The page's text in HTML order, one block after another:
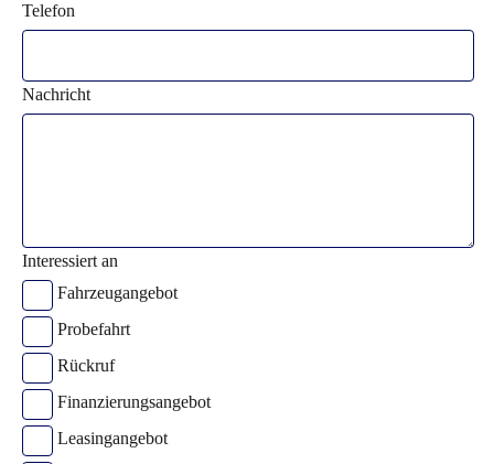
Telefon
Nachricht
Interessiert an
Fahrzeugangebot
Probefahrt
Rückruf
Finanzierungsangebot
Leasingangebot